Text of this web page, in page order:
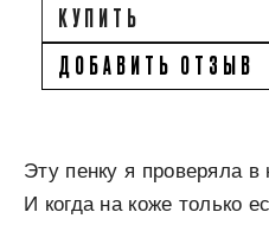
КУПИТЬ
ДОБАВИТЬ ОТЗЫВ
Эту пенку я проверяла в
И когда на коже только